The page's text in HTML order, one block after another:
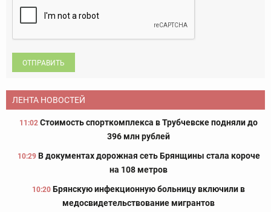
ОТПРАВИТЬ
ЛЕНТА НОВОСТЕЙ
11:02 Стоимость спорткомплекса в Трубчевске подняли до
396 млн рублей
10:29 В документах дорожная сеть Брянщины стала короче
на 108 метров
10:20 Брянскую инфекционную больницу включили в
медосвидетельствование мигрантов